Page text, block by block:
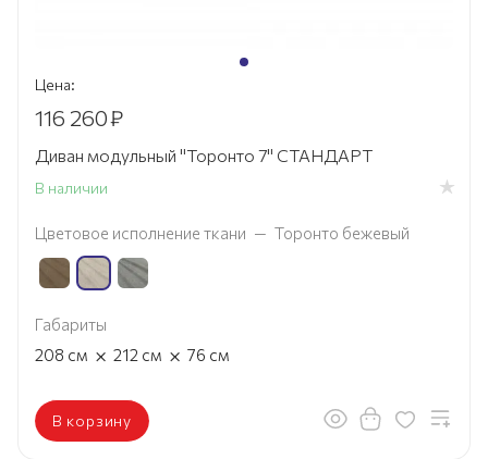
Цена:
116 260₽
Диван модульный "Торонто 7" СТАНДАРТ
В наличии
Цветовое исполнение ткани — Торонто бежевый
Габариты
208 см × 212 см × 76 см
В корзину